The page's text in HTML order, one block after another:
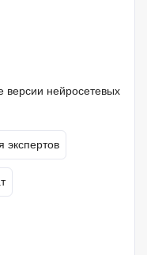
версии нейросетевых
экспертов